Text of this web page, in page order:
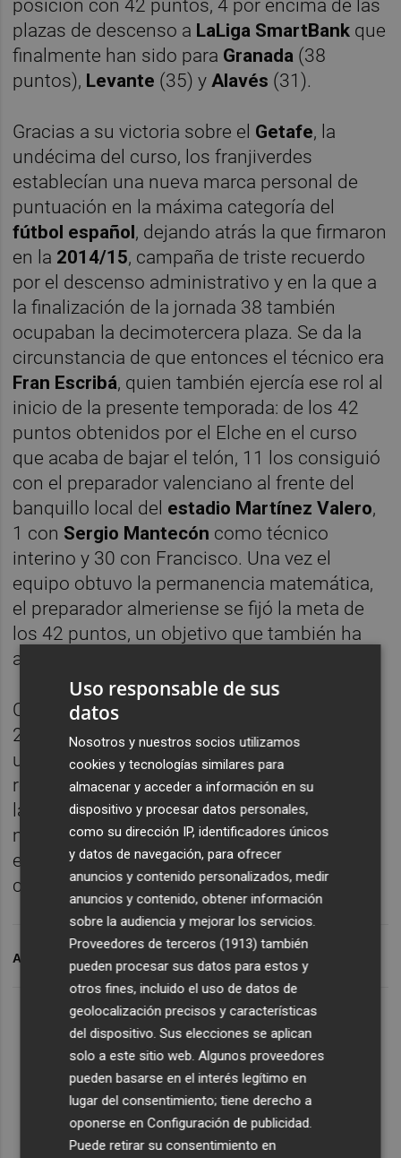
posición con 42 puntos, 4 por encima de las
plazas de descenso a LaLiga SmartBank que
finalmente han sido para Granada (38
puntos), Levante (35) y Alavés (31).
Gracias a su victoria sobre el Getafe, la
undécima del curso, los franjiverdes
establecían una nueva marca personal de
puntuación en la máxima categoría del
fútbol español, dejando atrás la que firmaron
en la 2014/15, campaña de triste recuerdo
por el descenso administrativo y en la que a
la finalización de la jornada 38 también
ocupaban la decimotercera plaza. Se da la
circunstancia de que entonces el técnico era
Fran Escribá, quien también ejercía ese rol al
inicio de la presente temporada: de los 42
puntos obtenidos por el Elche en el curso
que acaba de bajar el telón, 11 los consiguió
con el preparador valenciano al frente del
banquillo local del estadio Martínez Valero,
1 con Sergio Mantecón como técnico
interino y 30 con Francisco. Una vez el
equipo obtuvo la permanencia matemática,
el preparador almeriense se fijó la meta de
los 42 puntos, un objetivo que también ha
alcanzado.
Como recuerda
2021/22 el Elche ha competido en Primera
un total de 23 campañas de las que ha
rebasado la marca de los 40 puntos en 2: en
la 2014/15 y en la presente. La puntuación
más baja obtenida por el equipo franjiverde
en dicha categoría fue en elcurso 1988/89
cuando solo logró sumar 15 puntos.
ARCHIVADO EN FRANCISCO
Uso responsable de sus
datos
Nosotros y nuestros socios utilizamos
cookies y tecnologías similares para
almacenar y acceder a información en su
dispositivo y procesar datos personales,
como su dirección IP, identificadores únicos
y datos de navegación, para ofrecer
anuncios y contenido personalizados, medir
anuncios y contenido, obtener información
sobre la audiencia y mejorar los servicios.
Proveedores de terceros (1913) también
pueden procesar sus datos para estos y
otros fines, incluido el uso de datos de
geolocalización precisos y características
del dispositivo. Sus elecciones se aplican
solo a este sitio web. Algunos proveedores
pueden basarse en el interés legítimo en
lugar del consentimiento; tiene derecho a
oponerse enConfiguración de publicidad
Puede retirar su consentimiento en